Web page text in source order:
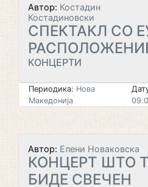
Автор: Костадин
Костадиновски
СПЕКТАКЛ СО
КОНЦЕРТИ
Периодика: Нова
Македонија
Автор: Елени Новаковска
КОНЦЕРТ ШТО
БИДЕ СВЕЧЕН